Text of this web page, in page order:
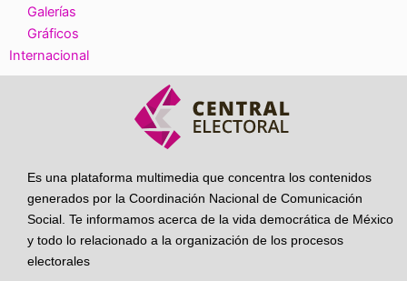
Galerías
Gráficos
Internacional
Es una plataforma multimedia que concentra los contenidos
generados por la Coordinación Nacional de Comunicación
Social. Te informamos acerca de la vida democrática de México
y todo lo relacionado a la organización de los procesos
electorales